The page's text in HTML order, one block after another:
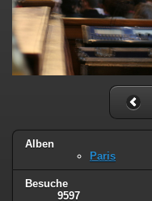
Alben
Paris
Besuche
9597